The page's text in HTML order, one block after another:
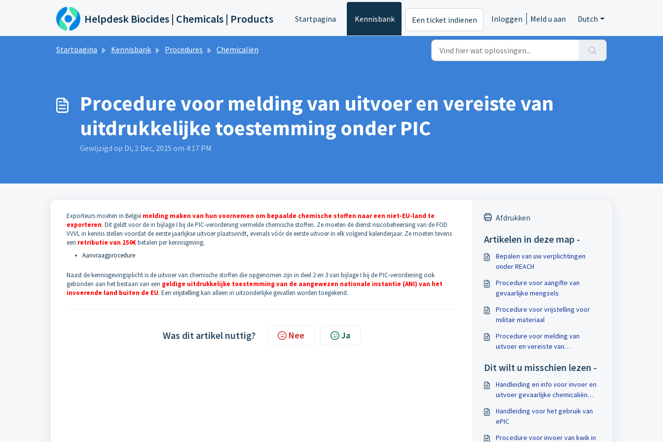
Doorgaan naar hoofdinhoud
Helpdesk Biocides | Chemicals | Products Startpagina Kennisbank Een ticket indienen Inloggen Meld u aan Dutch
Startpagina Kennisbank Procedures Chemicaliën
Procedure voor melding van uitvoer en vereiste van
uitdrukkelijke toestemming onder PIC
Gewijzigd op Di, 2 Dec, 2025 om 4:17 PM
Exporteurs moeten in België melding maken van hun voornemen om bepaalde chemische stoffen naar een niet-EU-land te
exporteren. Dit geldt voor de in bijlage I bij de PIC-verordening vermelde chemische stoffen. Ze moeten de dienst risicobeheersing van de FOD
VVVL in kennis stellen voordat de eerste jaarlijkse uitvoer plaatsvindt, evenals vóór de eerste uitvoer in elk volgend kalenderjaar. Ze moeten tevens
een retributie van 250€betalen per kennisgeving.
Aanvraagprocedure
Naast de kennisgevingsplicht is de uitvoer van chemische stoffen die opgenomen zijn in deel 2 en 3 van bijlage I bij de PIC-verordening ook
gebonden aan het bestaan van een geldige uitdrukkelijke toestemming van de aangewezen nationale instantie (ANI) van het
invoerende land buiten de EU. Een vrijstellingkan alleen in uitzonderlijke gevallen worden toegekend.
Was dit artikel nuttig? Nee Ja
Afdrukken
Artikelen in deze map -
Bepalen van uw verplichtingen
onder REACH
Procedure voor aangifte van
gevaarlijke mengsels
Procedure voor vrijstelling voor
militair materiaal
Procedure voor melding van
uitvoer en vereiste van
PIC
Dit wilt u misschien lezen -
Handleiding en info voor invoer en
uitvoer gevaarlijke chemicaliën
Handleiding voor het gebruik van
ePIC
Procedure voor invoer van kwik in